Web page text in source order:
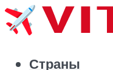
Страны